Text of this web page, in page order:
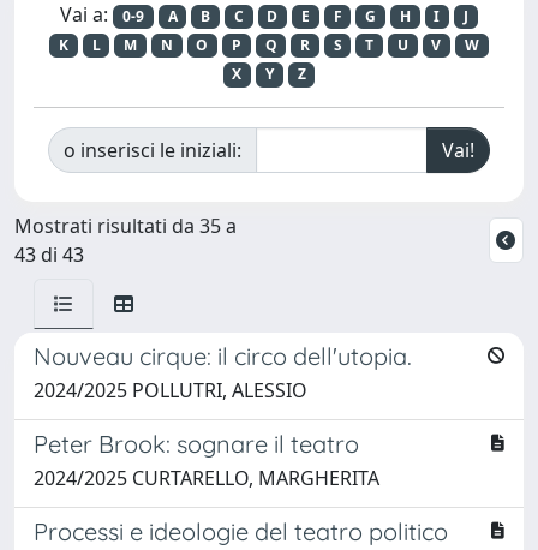
Vai a: 0-9 A B C D E F G H I
J
K
L M N O P Q R S T U V
W
X
Y Z
o inserisci le iniziali:
Mostrati risultati da 35 a
43 di 43
Nouveau cirque: il circo dell'utopia.
2024/2025 POLLUTRI, ALESSIO
Peter Brook: sognare il teatro
2024/2025 CURTARELLO, MARGHERITA
Processi e ideologie del teatro politico